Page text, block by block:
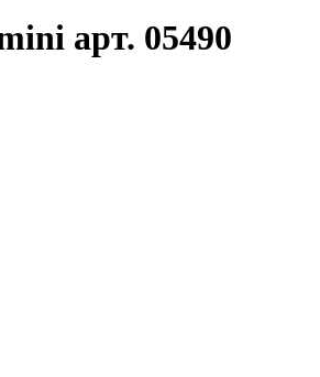
арт. 05490